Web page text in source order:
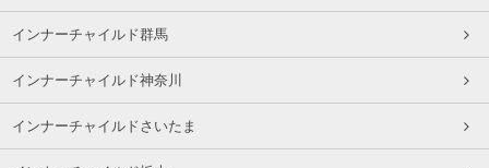
インナーチャイルド群馬
インナーチャイルド神奈川
インナーチャイルドさいたま